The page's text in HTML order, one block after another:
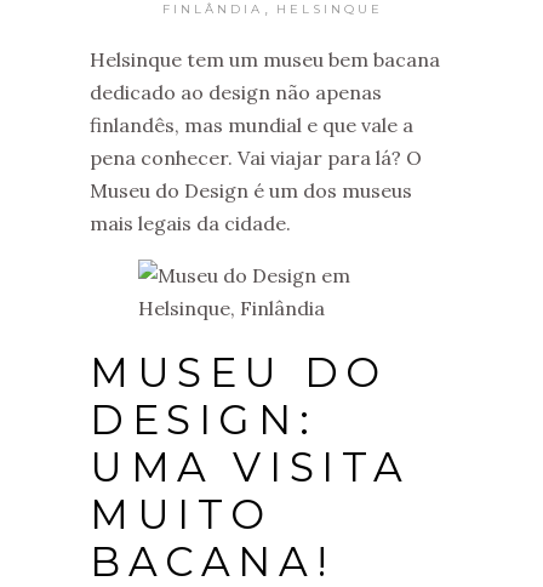
FINLÂNDIA HELSINQUE
Helsinque tem um museu bem bacana
dedicado ao design não apenas
finlandês, mas mundial e que vale a
pena conhecer. Vai viajar para lá? O
Museu do Design é um dos museus
mais legais da cidade.
MUSEU DO
DESIGN:
UMA VISITA
MUITO
BACANA!